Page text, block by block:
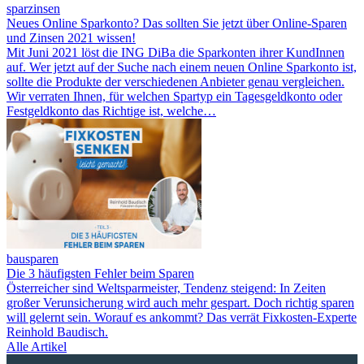
sparzinsen
Neues Online Sparkonto? Das sollten Sie jetzt über Online-Sparen
und Zinsen 2021 wissen!
Mit Juni 2021 löst die ING DiBa die Sparkonten ihrer KundInnen
auf. Wer jetzt auf der Suche nach einem neuen Online Sparkonto ist,
sollte die Produkte der verschiedenen Anbieter genau vergleichen.
Wir verraten Ihnen, für welchen Spartyp ein Tagesgeldkonto oder
Festgeldkonto das Richtige ist, welche…
bausparen
Die 3 häufigsten Fehler beim Sparen
Österreicher sind Weltsparmeister, Tendenz steigend: In Zeiten
großer Verunsicherung wird auch mehr gespart. Doch richtig sparen
will gelernt sein. Worauf es ankommt? Das verrät Fixkosten-Experte
Reinhold Baudisch.
Alle Artikel